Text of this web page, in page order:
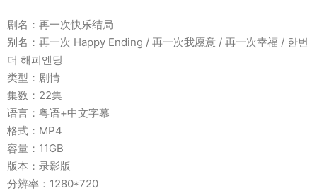
剧名：再一次快乐结局
别名：再一次 Happy Ending / 再一次我愿意 / 再一次幸福 / 한번
더 해피엔딩
类型：剧情
集数：22集
语言：粤语+中文字幕
格式：MP4
容量：11GB
版本：录影版
分辨率：1280*720